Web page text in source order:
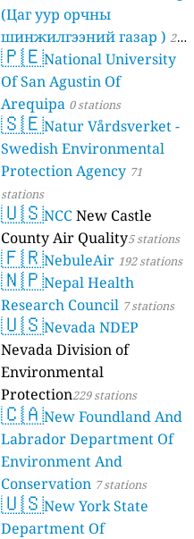
(Цаг уур орчны
шинжилгээний газар ) 21
stations
🇵🇪National University
Of San Agustin Of
Arequipa 0 stations
🇸🇪Natur Vårdsverket -
Swedish Environmental
Protection Agency 71
stations
🇺🇸NCCNew Castle
County Air Quality5 stations
🇫🇷NebuleAir 192 stations
🇳🇵Nepal Health
Research Council 7 stations
🇺🇸Nevada NDEP
Nevada Division of
Environmental
Protection229 stations
🇨🇦New Foundland And
Labrador Department Of
Environment And
Conservation 7 stations
🇺🇸New York State
Department Of